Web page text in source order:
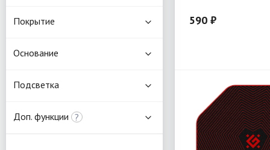
590 ₽
Покрытие
Основание
Подсветка
Доп. функции ?